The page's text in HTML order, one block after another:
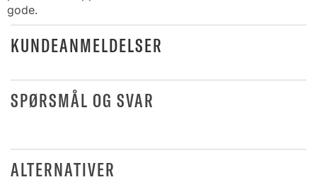
gode.
KUNDEANMELDELSER
SPØRSMÅL OG SVAR
ALTERNATIVER